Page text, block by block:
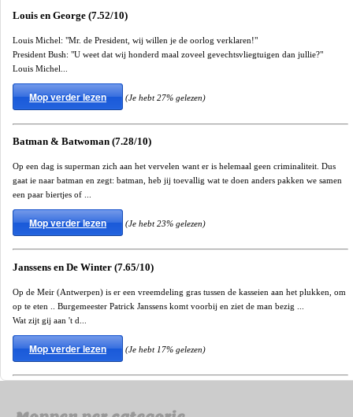
Louis en George (7.52/10)
Louis Michel: "Mr. de President, wij willen je de oorlog verklaren!"
President Bush: "U weet dat wij honderd maal zoveel gevechtsvliegtuigen dan jullie?"
Louis Michel...
Mop verder lezen (Je hebt 27% gelezen)
Batman & Batwoman (7.28/10)
Op een dag is superman zich aan het vervelen want er is helemaal geen criminaliteit. Dus
gaat ie naar batman en zegt: batman, heb jij toevallig wat te doen anders pakken we samen
een paar biertjes of ...
Mop verder lezen (Je hebt 23% gelezen)
Janssens en De Winter (7.65/10)
Op de Meir (Antwerpen) is er een vreemdeling gras tussen de kasseien aan het plukken, om
op te eten .. Burgemeester Patrick Janssens komt voorbij en ziet de man bezig ...
Wat zijt gij aan 't d...
Mop verder lezen (Je hebt 17% gelezen)